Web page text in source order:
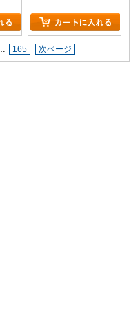
165 次ページ